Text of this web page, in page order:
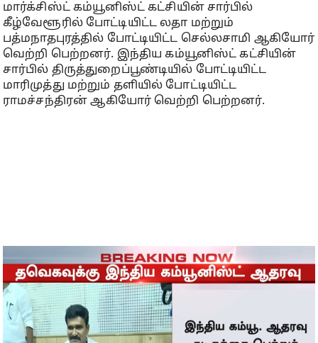
மார்க்சிஸ்ட் கம்யூனிஸ்ட் கட்சியின் சார்பில்
கீழ்வேளூரில் போட்டியிட்ட லதா மற்றும்
பத்மநாதபுரத்தில் போட்டியிட்ட செல்லசாமி ஆகியோர்
வெற்றி பெற்றனர். இந்திய கம்யூனிஸ்ட் கட்சியின்
சார்பில் திருத்துறைப்பூண்டியில் போட்டியிட்ட
மாரிமுத்து மற்றும் தளியில் போட்டியிட்ட
ராமச்சந்திரன் ஆகியோர் வெற்றி பெற்றனர்.